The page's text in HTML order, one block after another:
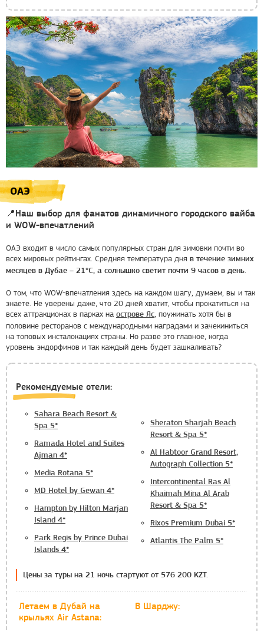
ОАЭ
📍Наш выбор для фанатов динамичного городского вайба
и WOW-впечатлений
ОАЭ входит в число самых популярных стран для зимовки почти во
всех мировых рейтингах. Средняя температура дня в течение зимних
месяцев в Дубае – 21°C, а солнышко светит почти 9 часов в день.
О том, что WOW-впечатления здесь на каждом шагу, думаем, вы и так
знаете. Не уверены даже, что 20 дней хватит, чтобы прокатиться на
всех аттракционах в парках на острове Яс, поужинать хотя бы в
половине ресторанов с международными наградами и зачекиниться
на топовых инсталокациях страны. Но разве это главное, когда
уровень эндорфинов и так каждый день будет зашкаливать?
Рекомендуемые отели:
Sahara Beach Resort &
Spa 5*
Ramada Hotel and Suites
Ajman 4*
Media Rotana 5*
MD Hotel by Gewan 4*
Hampton by Hilton Marjan
Island 4*
Park Regis by Prince Dubai
Islands 4*
Sheraton Sharjah Beach
Resort & Spa 5*
Al Habtoor Grand Resort,
Autograph Collection 5*
Intercontinental Ras Al
Khaimah Mina Al Arab
Resort & Spa 5*
Rixos Premium Dubai 5*
Atlantis The Palm 5*
Цены за туры на 21 ночь стартуют от 576 200 KZT.
Летаем в Дубай на
крыльях Air Astana:
В Шарджу: